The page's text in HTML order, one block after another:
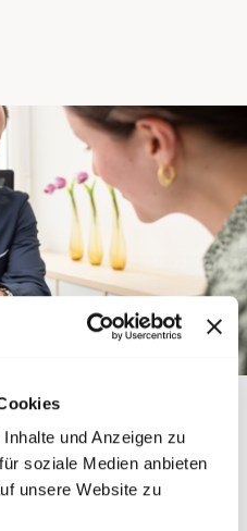
und Anzeigen zu
soziale Medien anbieten
unsere Website zu
oder Fragen